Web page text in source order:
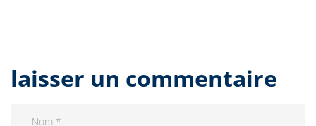
laisser un commentaire